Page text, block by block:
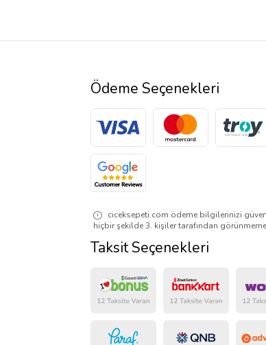
Ödeme Seçenekleri
ciceksepeti.com ödeme bilgilerinizi
hiçbir şekilde 3. kişiler tarafından
Taksit Seçenekleri